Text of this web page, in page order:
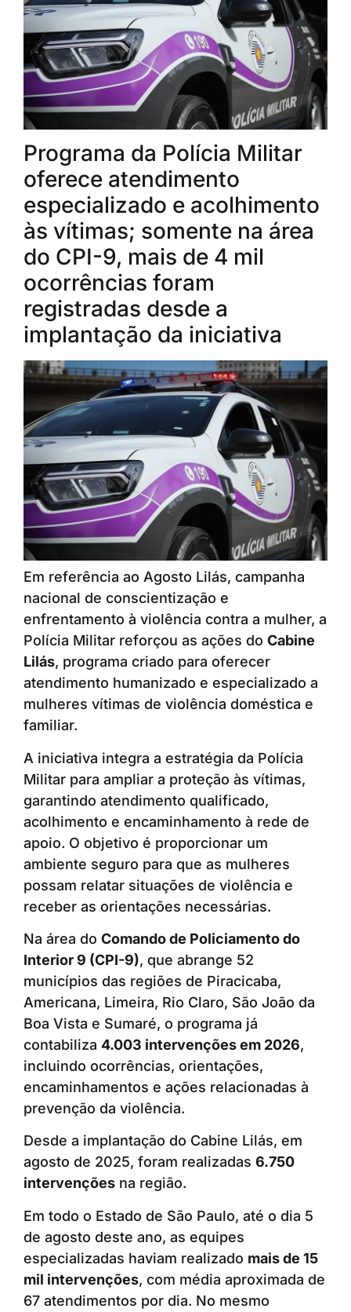
Programa da Polícia Militar
oferece atendimento
especializado e acolhimento
às vítimas; somente na área
do CPI-9, mais de 4 mil
ocorrências foram
registradas desde a
implantação da iniciativa
Em referência ao Agosto Lilás, campanha
nacional de conscientização e
enfrentamento à violência contra a mulher, a
Polícia Militar reforçou as ações do Cabine
Lilás, programa criado para oferecer
atendimento humanizado e especializado a
mulheres vítimas de violência doméstica e
familiar.
A iniciativa integra a estratégia da Polícia
Militar para ampliar a proteção às vítimas,
garantindo atendimento qualificado,
acolhimento e encaminhamento à rede de
apoio. O objetivo é proporcionar um
ambiente seguro para que as mulheres
possam relatar situações de violência e
receber as orientações necessárias.
Na área do Comando de Policiamento do
Interior 9 (CPI-9), que abrange 52
municípios das regiões de Piracicaba,
Americana, Limeira, Rio Claro, São João da
Boa Vista e Sumaré, o programa já
contabiliza 4.003 intervenções em 2026,
incluindo ocorrências, orientações,
encaminhamentos e ações relacionadas à
prevenção da violência.
Desde a implantação do Cabine Lilás, em
agosto de 2025, foram realizadas 6.750
intervenções na região.
Em todo o Estado de São Paulo, até o dia 5
de agosto deste ano, as equipes
especializadas haviam realizado mais de 15
mil intervenções, com média aproximada de
67 atendimentos por dia. No mesmo